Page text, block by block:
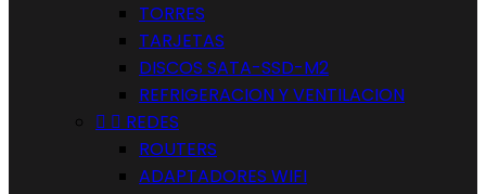
TORRES
TARJETAS
DISCOS SATA-SSD-M2
REFRIGERACION Y VENTILACION
  REDES
ROUTERS
ADAPTADORES WIFI